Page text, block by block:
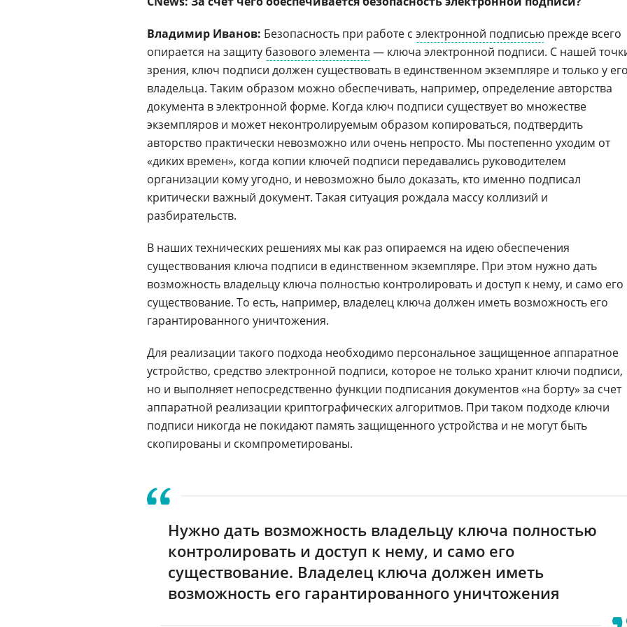
Владимир Иванов: Безопасность при работе с электронной подписью прежде всего
опирается на защиту базового элемента — ключа электронной подписи. С нашей
зрения, ключ подписи должен существовать в единственном экземпляре и только у
владельца. Таким образом можно обеспечивать, например, определение авторства
документа в электронной форме. Когда ключ подписи существует во множестве
экземпляров и может неконтролируемым образом копироваться, подтвердить
авторство практически невозможно или очень непросто. Мы постепенно уходим от
«диких времен», когда копии ключей подписи передавались руководителем
организации кому угодно, и невозможно было доказать, кто именно подписал
критически важный документ. Такая ситуация рождала массу коллизий и
разбирательств.
В наших технических решениях мы как раз опираемся на идею обеспечения
существования ключа подписи в единственном экземпляре. При этом нужно дать
возможность владельцу ключа полностью контролировать и доступ к нему, и само его
существование. То есть, например, владелец ключа должен иметь возможность его
гарантированного уничтожения.
Для реализации такого подхода необходимо персональное защищенное аппаратное
устройство, средство электронной подписи, которое не только хранит ключи подписи,
но и выполняет непосредственно функции подписания документов «на борту» за счет
аппаратной реализации криптографических алгоритмов. При таком подходе ключи
подписи никогда не покидают память защищенного устройства и не могут быть
скопированы и скомпрометированы.
Нужно дать возможность владельцу ключа полностью
контролировать и доступ к нему, и само его
существование. Владелец ключа должен иметь
возможность его гарантированного уничтожения